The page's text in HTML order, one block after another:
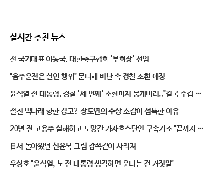
실시간 추천 뉴스
전 국가대표 이동국, 대한축구협회 '부회장' 선임
"음주운전은 살인 행위" 문다혜 비난 속 경찰 소환 예정
윤석열 전 대통령, 경찰 '세 번째' 소환마저 뭉개버려.."결국 수갑 채
우나"
절친 박나래 향한 경고? 장도연의 수상 소감이 섬뜩한 이유
20년 전 고용주 살해하고 도망간 카자흐스탄인 구속기소 "끝까지 잡
는다"
日서 돌아왔던 신윤복 그림 감쪽같이 사라져
우상호 "윤석열, 노 전 대통령 생각하면 운다는 건 거짓말"